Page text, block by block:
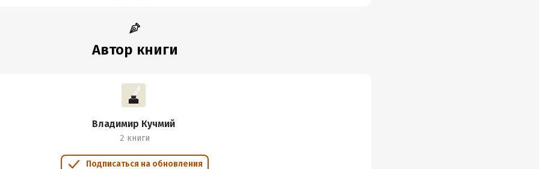
Автор книги
Владимир Кучмий
2 книги
Подписаться на обновления